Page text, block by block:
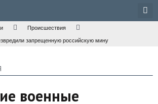
Происшествия
запрещенную российскую мину
военные